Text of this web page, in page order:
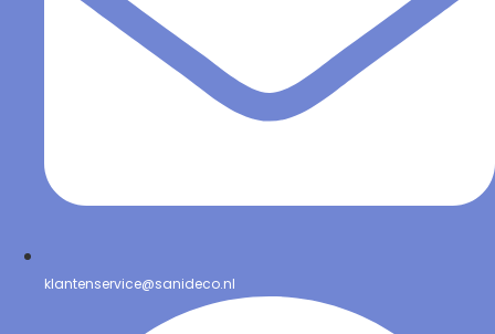
klantenservice@sanideco.nl